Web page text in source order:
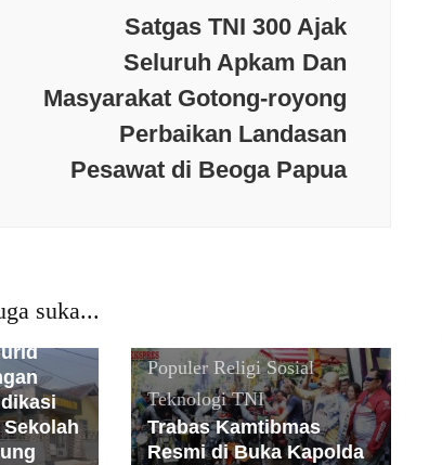
Satgas TNI 300 Ajak
Seluruh Apkam Dan
Masyarakat Gotong-royong
Perbaikan Landasan
Pesawat di Beoga Papua
suka...
Bakti Sosial Berita terkini
Populer Religi Sosial
Teknologi TNI
Trabas Kamtibmas
Resmi di Buka Kapolda